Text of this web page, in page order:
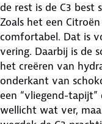
de rest is de C3 best
Zoals het een
comfortabel. Dat is
vering. Daarbij is de
het creëren van
onderkant van
een “vliegend-
wellicht wat ver,